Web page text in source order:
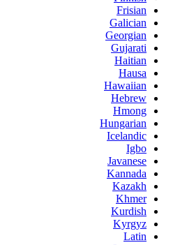
Frisian
Galician
Georgian
Gujarati
Haitian
Hausa
Hawaiian
Hebrew
Hmong
Hungarian
Icelandic
Igbo
Javanese
Kannada
Kazakh
Khmer
Kurdish
Kyrgyz
Latin